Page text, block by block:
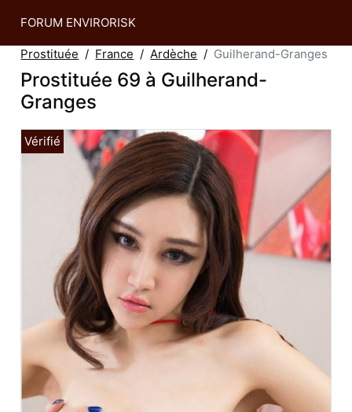
FORUM ENVIRORISK
Prostituée France Ardèche Guilherand-Granges
Prostituée 69 à Guilherand-
Granges